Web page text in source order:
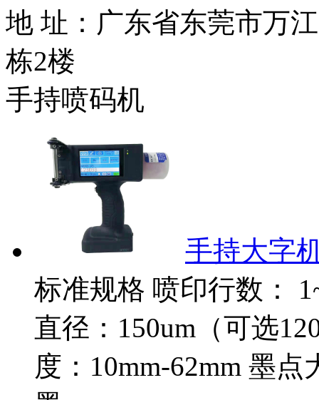
地 址：广东省东莞市万
栋2楼
手持喷码机
手持大字
标准规格 喷印行数：
直径：150um（可选
度：10mm-62mm 墨